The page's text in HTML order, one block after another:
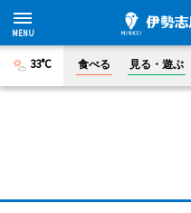
33°C 食べる 見る・遊ぶ